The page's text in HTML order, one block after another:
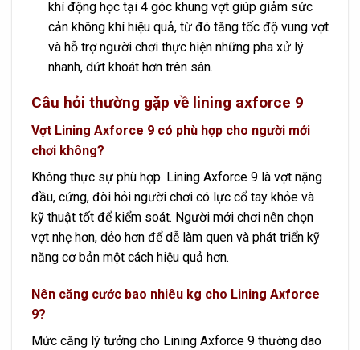
khí động học tại 4 góc khung vợt giúp giảm sức
cản không khí hiệu quả, từ đó tăng tốc độ vung vợt
và hỗ trợ người chơi thực hiện những pha xử lý
nhanh, dứt khoát hơn trên sân.
Câu hỏi thường gặp về lining axforce 9
Vợt Lining Axforce 9 có phù hợp cho người mới
chơi không?
Không thực sự phù hợp. Lining Axforce 9 là vợt nặng
đầu, cứng, đòi hỏi người chơi có lực cổ tay khỏe và
kỹ thuật tốt để kiểm soát. Người mới chơi nên chọn
vợt nhẹ hơn, dẻo hơn để dễ làm quen và phát triển kỹ
năng cơ bản một cách hiệu quả hơn.
Nên căng cước bao nhiêu kg cho Lining Axforce
9?
Mức căng lý tưởng cho Lining Axforce 9 thường dao